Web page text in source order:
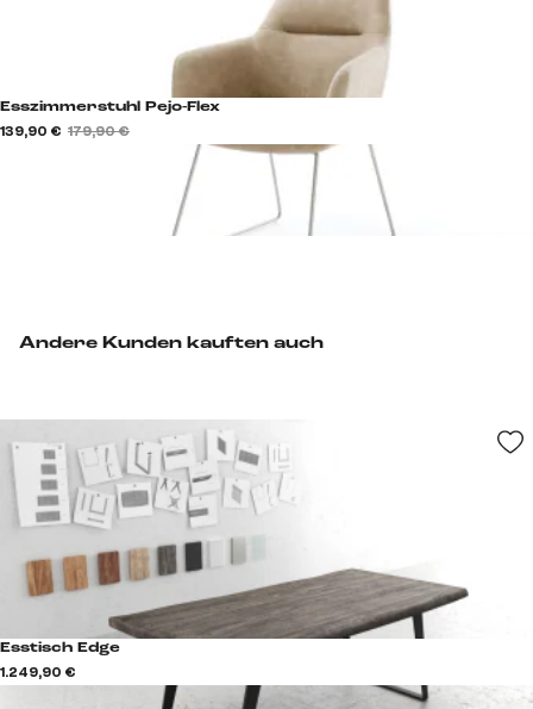
Andere Kunden kauften auch
Esstisch Edge
1.249,90 €
Esszimmerstuhl Pejo-Flex
139,90 € 179,90 €